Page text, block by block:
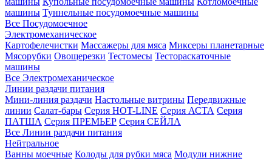
машины Туннельные посудомоечные машины
Все Посудомоечное
Электромеханическое
Картофелечистки Массажеры для мяса Миксеры планетарные
Мясорубки Овощерезки Тестомесы Тестораскаточные
машины
Все Электромеханическое
Линии раздачи питания
Мини-линия раздачи Настольные витрины Передвижные
линии Салат-бары Серия HOT-LINE Серия АСТА Серия
ПАТША Серия ПРЕМЬЕР Серия СЕЙЛА
Все Линии раздачи питания
Нейтральное
Ванны моечные Колоды для рубки мяса Модули нижние